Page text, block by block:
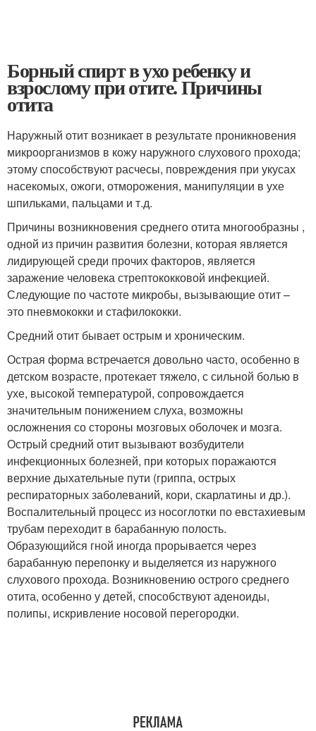
Борный спирт в ухо ребенку и
взрослому при отите. Причины
отита
Наружный отит возникает в результате проникновения
микроорганизмов в кожу наружного слухового прохода;
этому способствуют расчесы, повреждения при укусах
насекомых, ожоги, отморожения, манипуляции в ухе
шпильками, пальцами и т.д.
Причины возникновения среднего отита многообразны ,
одной из причин развития болезни, которая является
лидирующей среди прочих факторов, является
заражение человека стрептококковой инфекцией.
Следующие по частоте микробы, вызывающие отит –
это пневмококки и стафилококки.
Средний отит бывает острым и хроническим.
Острая форма встречается довольно часто, особенно в
детском возрасте, протекает тяжело, с сильной болью в
ухе, высокой температурой, сопровождается
значительным понижением слуха, возможны
осложнения со стороны мозговых оболочек и мозга.
Острый средний отит вызывают возбудители
инфекционных болезней, при которых поражаются
верхние дыхательные пути (гриппа, острых
респираторных заболеваний, кори, скарлатины и др.).
Воспалительный процесс из носоглотки по евстахиевым
трубам переходит в барабанную полость.
Образующийся гной иногда прорывается через
барабанную перепонку и выделяется из наружного
слухового прохода. Возникновению острого среднего
отита, особенно у детей, способствуют аденоиды,
полипы, искривление носовой перегородки.